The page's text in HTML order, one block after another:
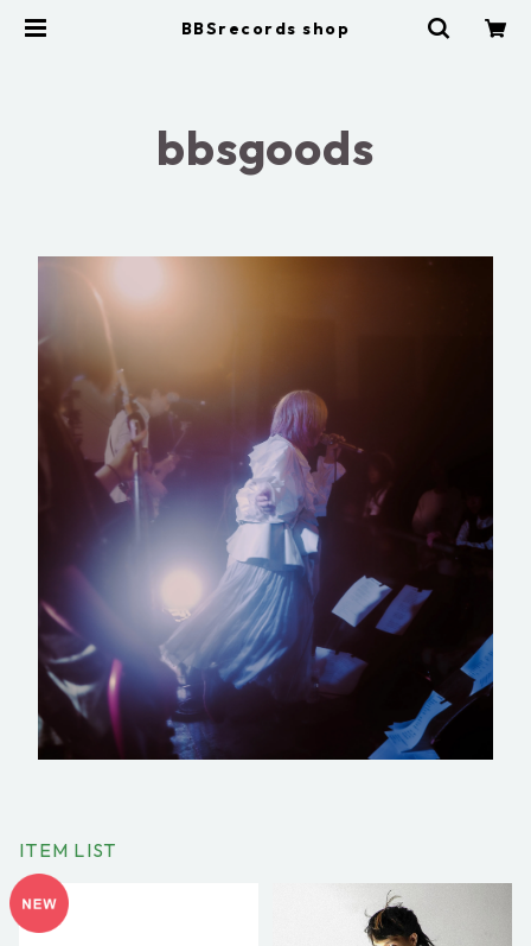
BBSrecords shop
bbsgoods
ITEM LIST